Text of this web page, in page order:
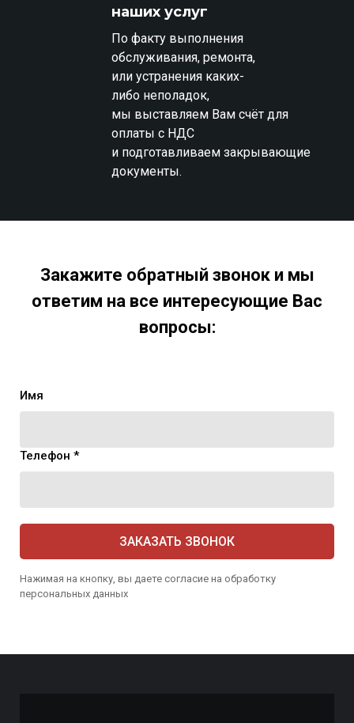
наших услуг
По факту выполнения
обслуживания, ремонта,
или устранения каких-
либо неполадок,
мы выставляем Вам счёт для
оплаты с НДС
и подготавливаем закрывающие
документы.
Закажите обратный звонок и мы
ответим на все интересующие Вас
вопросы:
Имя
Телефон *
ЗАКАЗАТЬ ЗВОНОК
Нажимая на кнопку, вы даете согласие на обработку
персональных данных